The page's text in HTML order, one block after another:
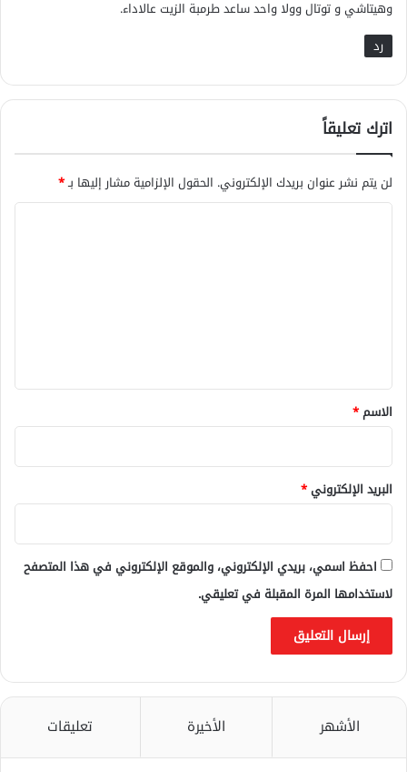
وهيتاشي و توتال وولا واحد ساعد طرمبة الزيت عالاداء.
رد
اترك تعليقاً
لن يتم نشر عنوان بريدك الإلكتروني. الحقول الإلزامية مشار إليها بـ*
*
الاسم*
البريد الإلكتروني*
احفظ اسمي، بريدي الإلكتروني، والموقع الإلكتروني في هذا المتصفح
لاستخدامها المرة المقبلة في تعليقي.
الأشهر الأخيرة تعليقات